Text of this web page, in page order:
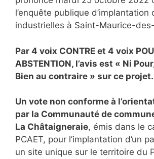
l’enquête publique d’implantation
industrielles à Saint-Maurice-
Par 4 voix CONTRE et 4 voix
ABSTENTION, l’avis est « Ni
Bien au contraire » sur ce projet.
Un vote non conforme à
par la Communauté de
La Châtaigneraie, émis dans le
PCAET, pour l’implantation d’un
un site unique sur le territoire du